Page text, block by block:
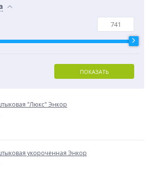
ПОКАЗАТЬ
"Люкс" Энкор
укороченная Энкор